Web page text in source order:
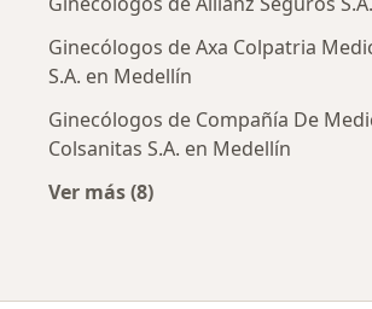
Ginecólogos de Axa Colpatria
S.A. en Medellín
Ginecólogos de Compañía De
Colsanitas S.A. en Medellín
Ver más (8)